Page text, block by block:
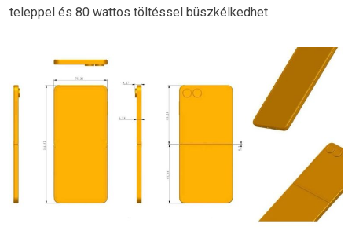
teleppel és 80 wattos töltéssel büszkélkedhet.